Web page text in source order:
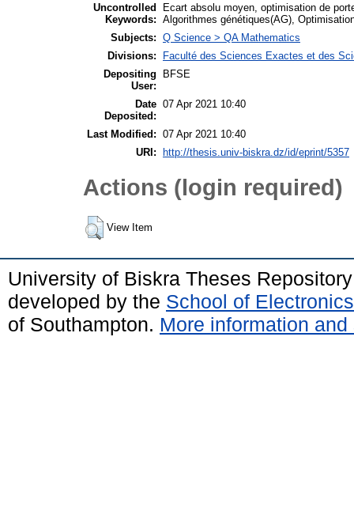
Uncontrolled
Keywords:
Ecart absolu moyen, optimisation de
Algorithmes génétiques(AG),
Subjects: Q Science > QA Mathematics
Divisions:
Faculté des Sciences Exactes et des
Depositing
User:
BFSE
Date
Deposited:
07 Apr 2021 10:40
Last Modified: 07 Apr 2021 10:40
URI:
http://thesis.univ-biskra.dz/id/eprint/5357
Actions (login required)
View Item
University of Biskra Theses
developed by the School of
of Southampton. More information